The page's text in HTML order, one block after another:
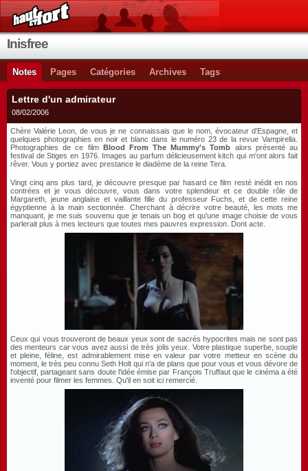
Inisfree
Notes Pages Catégories Archives Tags
Lettre d'un admirateur
08/02/2006
Chère Valérie Leon, de vous je ne connaissais que le nom, évocateur d'Espagne, et
quelques photographies en noir et blanc dans le numéro 23 de la revue Vampirella.
Photographies de ce film Blood From The Mummy's Tomb alors présenté au
festival de Stiges en 1976. Images au parfum délicieusement kitch qui m'ont alors fait
rêver. Vous y portiez avec prestance le diadème de la reine Tera.
Vingt cinq ans plus tard, je découvre presque par hasard ce film resté inédit en nos
contrées et je vous découvre, vous dans votre splendeur et ce double rôle de
Margareth, jeune anglaise et vaillante fille du professeur Fuchs, et de cette reine
égyptienne à la main sectionnée. Cherchant à décrire votre beauté, les mots me
manquant, je me suis souvenu que je tenais un bog et qu'une image choisie de vous
parlerait plus à mes lecteurs que toutes mes pauvres expression. Dont acte.
Ceux qui vous trouveront de beaux yeux sont de sacrés hypocrites mais ne sont pas
des menteurs car vous avez aussi de très jolis yeux. Votre plastique superbe, souple
et pleine, féline, est admirablement mise en valeur par votre metteur en scène du
moment, le très peu connu Seth Holt qui n'a de plans que pour vous et vous dévore de
l'objectif, partageant sans doute l'idée émise par François Truffaut que le cinéma a été
inventé pour filmer les femmes. Qu'il en soit ici remercié.